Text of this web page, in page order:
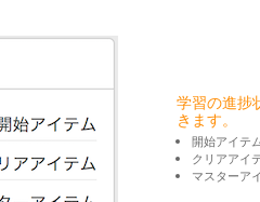
学習の進捗
きます。
開始アイテ
クリアアイ
マスターア